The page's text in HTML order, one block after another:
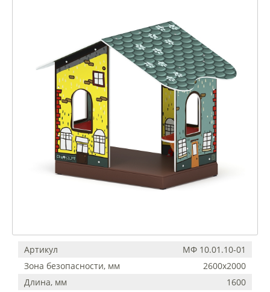
Артикул
МФ 10.01.10-01
Зона безопасности, мм
2600х2000
Длина, мм
1600